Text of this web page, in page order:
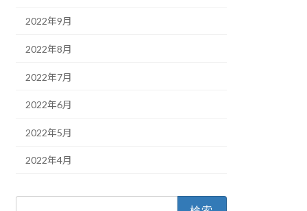
2022年9月
2022年8月
2022年7月
2022年6月
2022年5月
2022年4月